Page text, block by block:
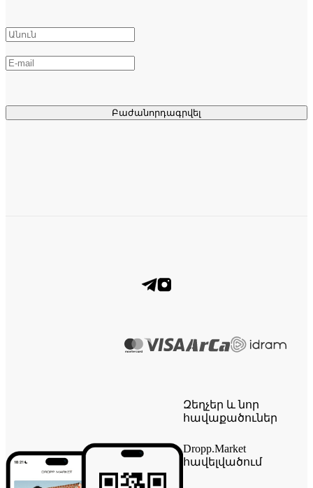
Բաժանորդագրվել
Զեղչեր և նոր
հավաքածուներ
Dropp.Market
հավելվածում